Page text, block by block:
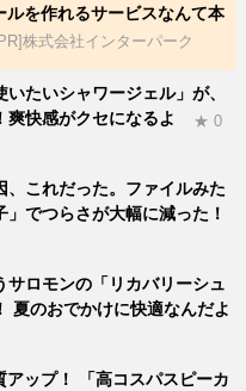
ルを作れるサービスなんて本
株式会社インターパーク
たいシャワージェル」が、
爽快感がクセになるよ
★ 0
、これだった。ファイルみた
」でつらさが大幅に減った！
サロモンの「リカバリーシュ
夏のおでかけに快適なんだよ
アップ！ 「高コスパスピーカ